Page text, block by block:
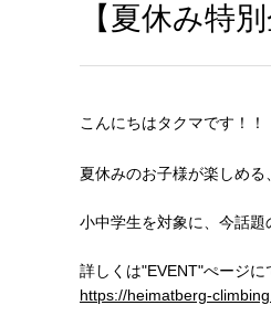
【夏休み特
こんにちはタクマです！！
夏休みのお子様が楽しめる、
小中学生を対象に、今話
詳しくは"EVENT"ぺージ
https://heimatberg-